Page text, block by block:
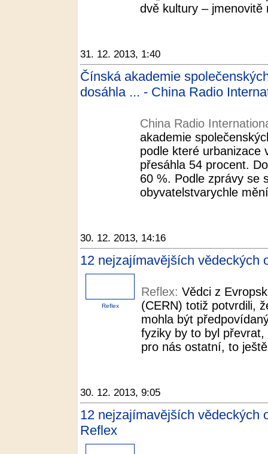
dvě kultury – jmenovitě
31. 12. 2013, 1:40
Čínská akademie
dosáhla ... - China Radio
China Radio
akademie
podle které urbanizace
přesáhla 54 procent.
60 %. Podle zprávy se
obyvatelstvarychle
30. 12. 2013, 14:16
12 nejzajímavějších vědeckých
Reflex
Reflex: Vědci z
(CERN) totiž potvrdili,
mohla být
fyziky by to byl
pro nás ostatní, to
30. 12. 2013, 9:05
12 nejzajímavějších vědeckých
Reflex